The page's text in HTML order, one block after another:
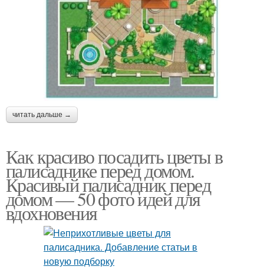
читать дальше →
Как красиво посадить цветы в
палисаднике перед домом.
Красивый палисадник перед
домом — 50 фото идей для
вдохновения